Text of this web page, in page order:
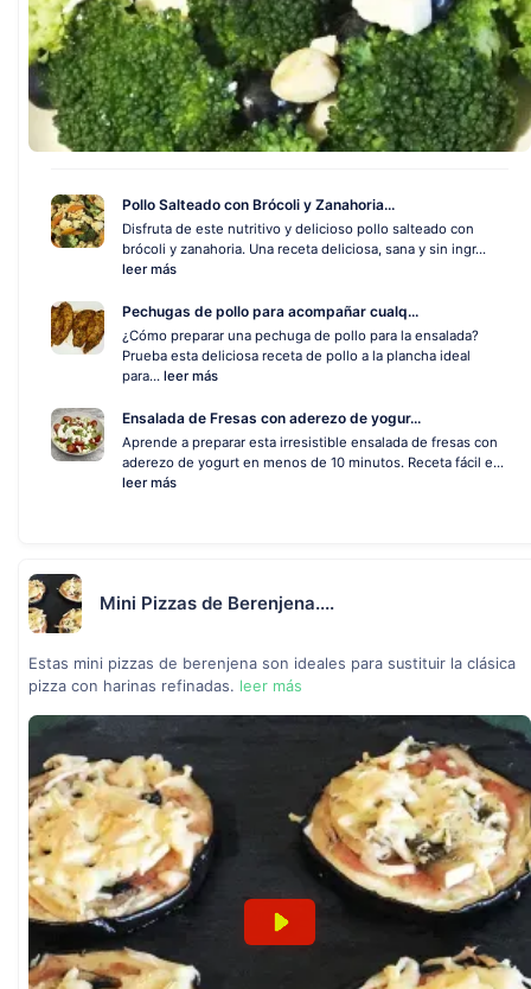
Pollo Salteado con Brócoli y Zanahoria...
Disfruta de este nutritivo y delicioso pollo salteado con
brócoli y zanahoria. Una receta deliciosa, sana y sin ingr...
leer más
Pechugas de pollo para acompañar cualq...
¿Cómo preparar una pechuga de pollo para la ensalada?
Prueba esta deliciosa receta de pollo a la plancha ideal
para... leer más
Ensalada de Fresas con aderezo de yogur...
Aprende a preparar esta irresistible ensalada de fresas con
aderezo de yogurt en menos de 10 minutos. Receta fácil e...
leer más
Mini Pizzas de Berenjena....
Estas mini pizzas de berenjena son ideales para sustituir la clásica
pizza con harinas refinadas. leer más